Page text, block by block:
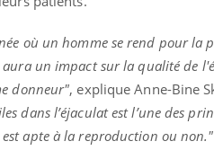
où un homme se rend pour
aura un impact sur la qualité de
donneur", explique Anne-Bine
dans l’éjaculat est l’une des
apte à la reproduction ou non."